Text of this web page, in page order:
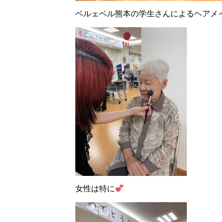
ベルェベル熊本の学生さんによるヘアメ
女性は特に